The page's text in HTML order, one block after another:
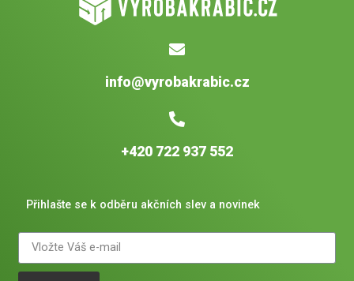
info@vyrobakrabic.cz
+420 722 937 552
Přihlašte se k odběru akčních slev a novinek